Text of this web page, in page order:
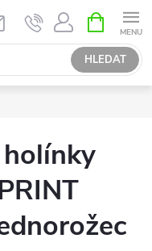
HLEDAT
NÁKUPNÍ
KOŠÍK